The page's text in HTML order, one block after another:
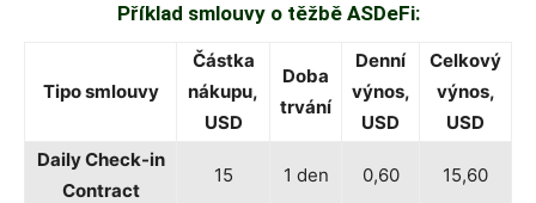
Příklad smlouvy o těžbě ASDeFi:
Tipo smlouvy
Částka
nákupu,
USD
Doba
trvání
Denní
výnos,
USD
Celkový
výnos,
USD
Daily Check-in
Contract
15 1 den 0,60 15,60